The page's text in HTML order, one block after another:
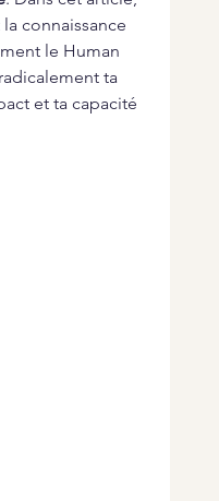
connaissance
le Human
ta
et ta capacité